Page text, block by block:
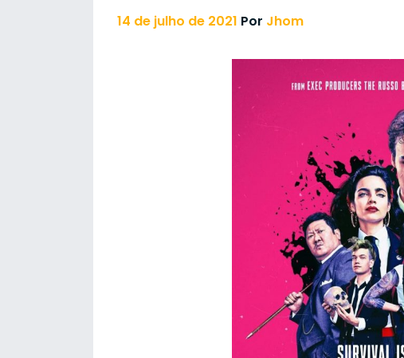
14 de julho de 2021 Por Jhom